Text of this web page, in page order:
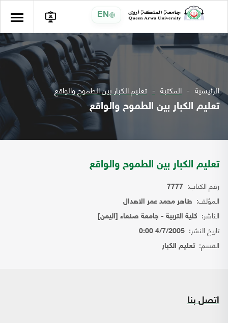
EN
الرئيسية المكتبة تعليم الكبار بين الطموح والواقع
تعليم الكبار بين الطموح والواقع
تعليم الكبار بين الطموح والواقع
رقم الكتاب: 7777
المؤلف: طاهر محمد عمر الاهدال
الناشر: كلية التربية - جامعة صنعاء [اليمن]
تاريخ النشر: 4/7/2005 0:00
القسم:تعليم الكبار
اتصل بنا